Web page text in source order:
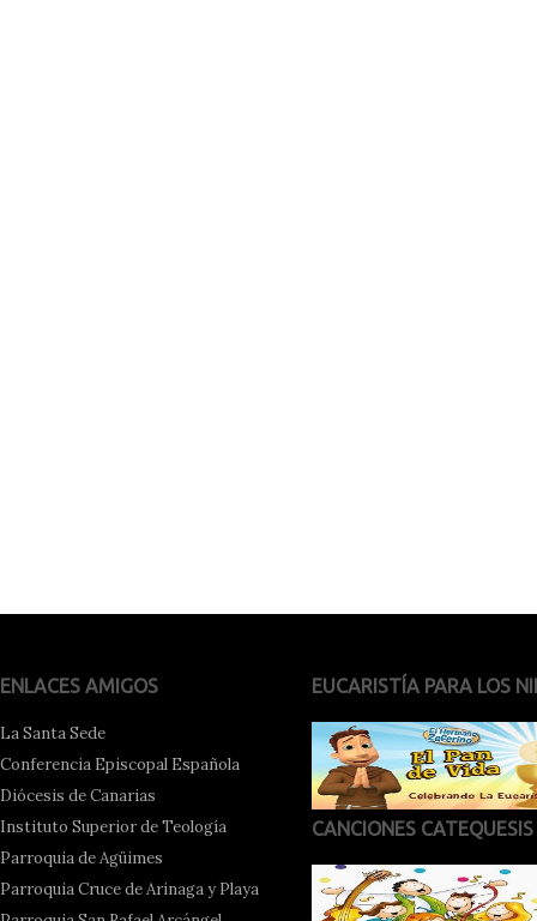
ENLACES AMIGOS
La Santa Sede
Conferencia Episcopal Española
Diócesis de Canarias
Instituto Superior de Teología
Parroquia de Agüimes
Parroquia Cruce de Arinaga y Playa
EUCARISTÍA PARA LOS
CANCIONES CATEQUESIS